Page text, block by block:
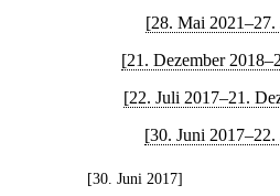
[28. Mai 2021–27.
[21. Dezember
[22. Juli 2017–21.
[30. Juni
[30. Juni 2017]